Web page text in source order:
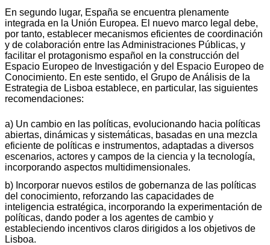
En segundo lugar, España se encuentra plenamente
integrada en la Unión Europea. El nuevo marco legal debe,
por tanto, establecer mecanismos eficientes de coordinación
y de colaboración entre las Administraciones Públicas, y
facilitar el protagonismo español en la construcción del
Espacio Europeo de Investigación y del Espacio Europeo de
Conocimiento. En este sentido, el Grupo de Análisis de la
Estrategia de Lisboa establece, en particular, las siguientes
recomendaciones:
a) Un cambio en las políticas, evolucionando hacia políticas
abiertas, dinámicas y sistemáticas, basadas en una mezcla
eficiente de políticas e instrumentos, adaptadas a diversos
escenarios, actores y campos de la ciencia y la tecnología,
incorporando aspectos multidimensionales.
b) Incorporar nuevos estilos de gobernanza de las políticas
del conocimiento, reforzando las capacidades de
inteligencia estratégica, incorporando la experimentación de
políticas, dando poder a los agentes de cambio y
estableciendo incentivos claros dirigidos a los objetivos de
Lisboa.